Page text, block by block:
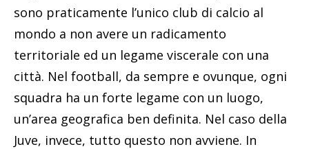
sono praticamente l’unico club di calcio al
mondo a non avere un radicamento
territoriale ed un legame viscerale con una
città. Nel football, da sempre e ovunque, ogni
squadra ha un forte legame con un luogo,
un’area geografica ben definita. Nel caso della
Juve, invece, tutto questo non avviene. In